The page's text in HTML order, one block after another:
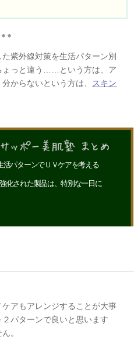
紫外線対策を生活パターン別
ょっと違う……という方は、ア
からないという方は、
スキン
活パターンでＵＶケアを考える
化された製品は、特別な一日に
アもアレンジすることが大事
パターンで良いと思います
。